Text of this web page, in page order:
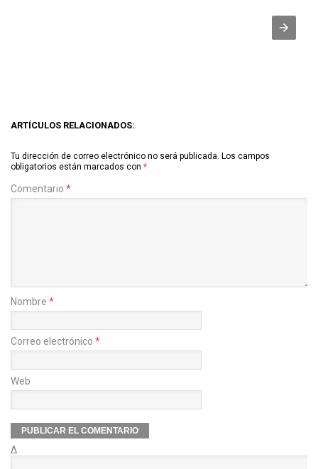
ARTÍCULOS RELACIONADOS:
Tu dirección de correo electrónico no será publicada. Los campos
obligatorios están marcados con *
Comentario *
Nombre *
Correo electrónico *
Web
Δ